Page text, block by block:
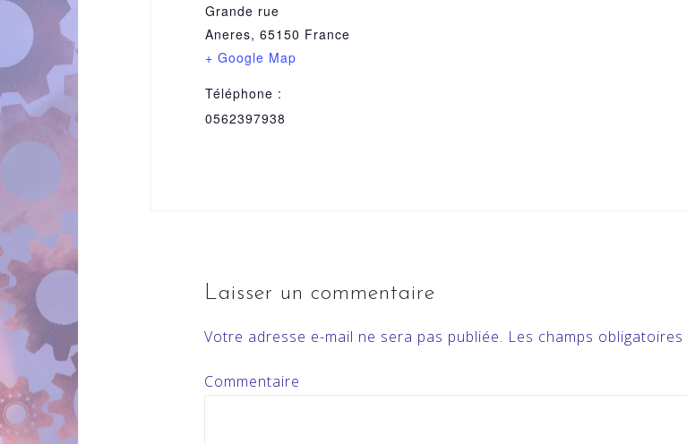
Grande rue
Aneres, 65150 France
+ Google Map
Téléphone :
0562397938
Laisser un commentaire
Votre adresse e-mail ne sera pas publiée. Les champs
Commentaire